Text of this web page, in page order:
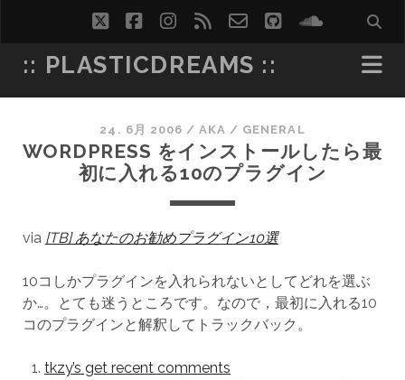
twitterfacebookinstagram
rss email-
form
github
:: PLASTICDREAMS ::
24. 6月 2006 /AKA / GENERAL
WORDPRESS をインストールしたら最
初に入れる10のプラグイン
via [TB] あなたのお勧めプラグイン10選
10コしかプラグインを入れられないとしてどれを選ぶ
か…。とても迷うところです。なので，最初に入れる10
コのプラグインと解釈してトラックバック。
tkzy’s get recent comments